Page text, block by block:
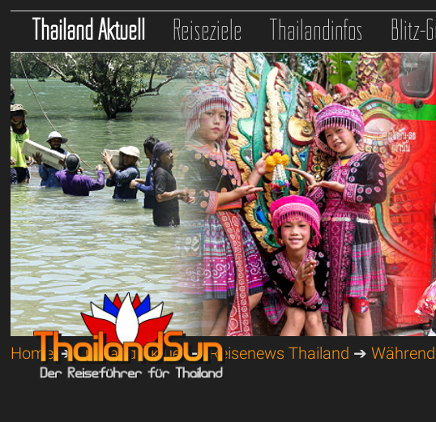
Thailand Aktuell Reiseziele Thailandinfos Blitz-
Home➔Thailand Aktuell➔Reisenews Thailand ➔